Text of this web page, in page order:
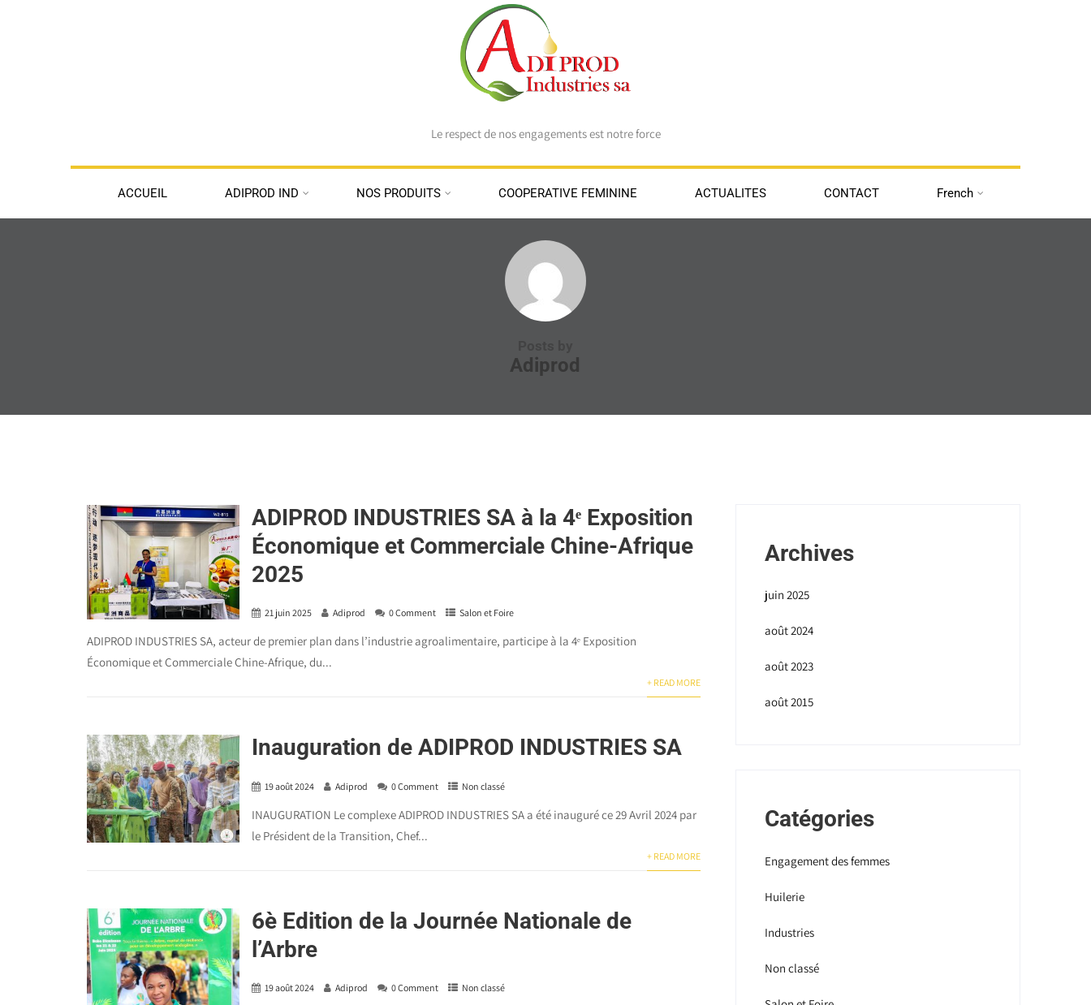
Le respect de nos engagements est notre force
ACCUEIL ADIPROD IND NOS PRODUITS COOPERATIVE FEMININE ACTUALITES CONTACT French
Adiprod
ADIPROD INDUSTRIES SA à la 4ᵉ Exposition
Économique et Commerciale Chine-Afrique
2025
21 juin 2025 Adiprod 0 Comment Salon et Foire
ADIPROD INDUSTRIES SA, acteur de premier plan dans l’industrie agroalimentaire, participe à la 4ᵉ Exposition
Économique et Commerciale Chine-Afrique, du...
+ READ MORE
Inauguration de ADIPROD INDUSTRIES SA
19 août 2024 Adiprod 0 Comment Non classé
INAUGURATION Le complexe ADIPROD INDUSTRIES SA a été inauguré ce 29 Avril 2024 par
le Président de la Transition, Chef...
+ READ MORE
6è Edition de la Journée Nationale de
l’Arbre
19 août 2024 Adiprod 0 Comment Non classé
Archives
juin 2025
août 2024
août 2023
août 2015
Catégories
Engagement des femmes
Huilerie
Industries
Non classé